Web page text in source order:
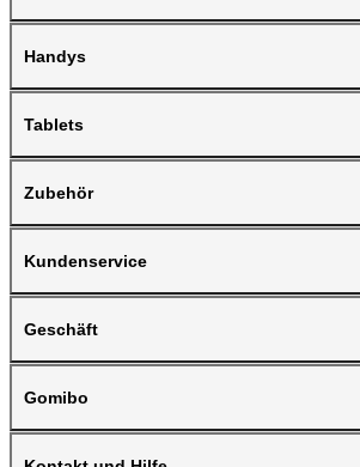
Handys
Tablets
Zubehör
Kundenservice
Geschäft
Gomibo